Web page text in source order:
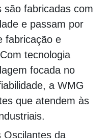
são fabricadas com
e passam por
fabricação e
tecnologia
focada no
a WMG
que atendem às
Oscilantes da